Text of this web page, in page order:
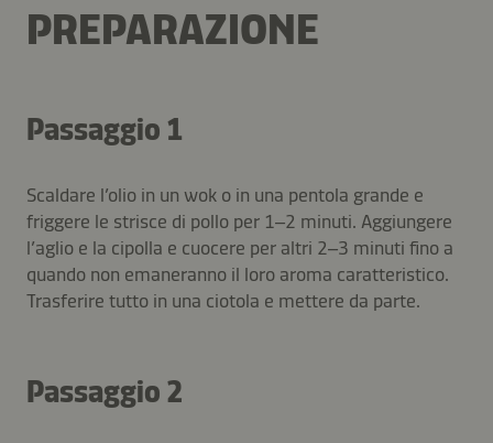
PREPARAZIONE
Passaggio 1
Scaldare l’olio in un wok o in una pentola grande e
friggere le strisce di pollo per 1–2 minuti. Aggiungere
l’aglio e la cipolla e cuocere per altri 2–3 minuti fino a
quando non emaneranno il loro aroma caratteristico.
Trasferire tutto in una ciotola e mettere da parte.
Passaggio 2